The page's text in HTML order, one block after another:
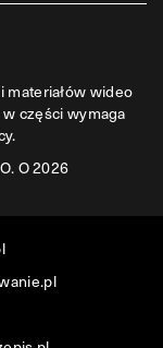
materiałów wideo
części wymaga
O 2026